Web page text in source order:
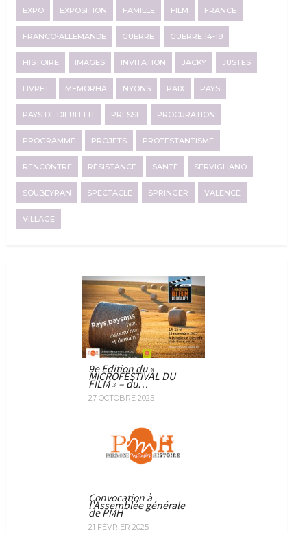
EXPO EXPOSITION FAMILLE FILM FRANCE
FRANCO-ALLEMANDE GUERRE GUERRE 14-18
HISTOIRE IMAGES INVITATION JACKY JUSTES
LIVRET MEMORHA NYONS PAIX PAYS
PAYS DE DIEULEFIT PRESSE PROCURATION
PROGRAMME PROJETS PROTESTANTISME
RENCONTRE RÉSISTANCE SANTÉ SERVIGLIANO
SOUBEYRAN SPECTACLE SPRINGER VALENCE
VILLAGE
9e Edition du «
MICROFESTIVAL DU
FILM » – du…
27 OCTOBRE 2025
Convocation à
l’Assemblée générale
de PMH
21 FÉVRIER 2025